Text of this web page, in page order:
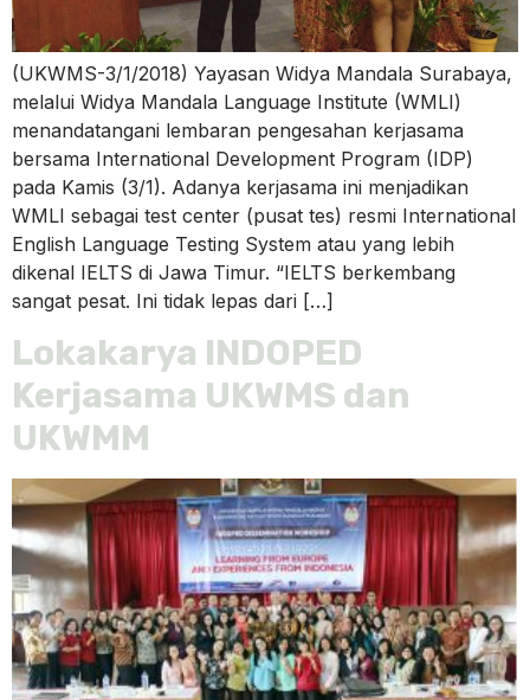
(UKWMS-3/1/2018) Yayasan Widya Mandala Surabaya,
melalui Widya Mandala Language Institute (WMLI)
menandatangani lembaran pengesahan kerjasama
bersama International Development Program (IDP)
pada Kamis (3/1). Adanya kerjasama ini menjadikan
WMLI sebagai test center (pusat tes) resmi International
English Language Testing System atau yang lebih
dikenal IELTS di Jawa Timur. “IELTS berkembang
sangat pesat. Ini tidak lepas dari […]
Lokakarya INDOPED
Kerjasama UKWMS dan
UKWMM